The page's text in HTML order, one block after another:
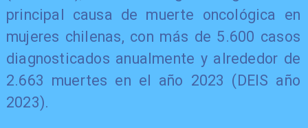
principal causa de muerte oncológica en
mujeres chilenas, con más de 5.600 casos
diagnosticados anualmente y alrededor de
2.663 muertes en el año 2023 (DEIS año
2023).